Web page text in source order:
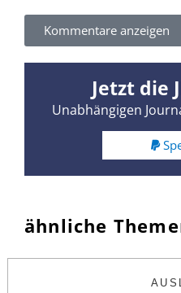
Kommentare anzeigen
Jetzt die
Unabhängigen
ähnliche